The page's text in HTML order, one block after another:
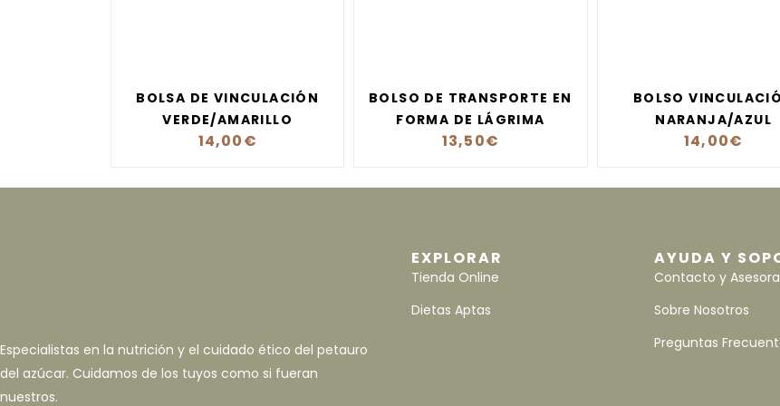
BOLSA DE VINCULACIÓN
VERDE/AMARILLO
14,00€
BOLSO DE TRANSPORTE EN
FORMA DE LÁGRIMA
13,50€
BOLSO
NARANJA/AZUL
14,00€
Especialistas en la nutrición y el cuidado ético del petauro
del azúcar. Cuidamos de los tuyos como si fueran
nuestros.
EXPLORAR
Tienda Online
Dietas Aptas
AYUDA Y
Contacto y
Sobre Nosotros
Preguntas